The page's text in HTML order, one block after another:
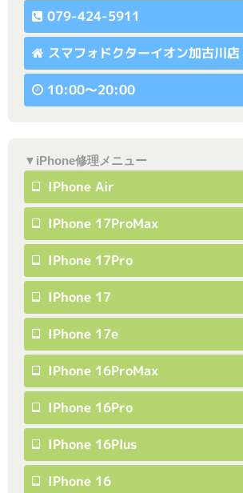
079-424-5911
スマフォドクターイオン加古川店
10:00〜20:00
▼iPhone修理メニュー
IPhone Air
IPhone 17ProMax
IPhone 17Pro
IPhone 17
IPhone 17e
IPhone 16ProMax
IPhone 16Pro
IPhone 16Plus
IPhone 16